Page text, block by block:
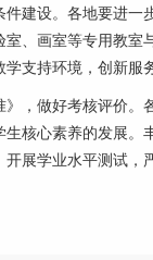
设。各地要进一
、画室等专用教
支持环境，创新服
做好考核评价。
核心素养的发展
展学业水平测试，